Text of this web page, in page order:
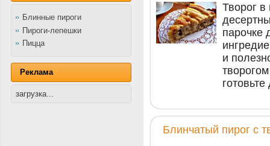
Блинные пироги
Пироги-лепешки
Пицца
Реклама
загрузка...
Творог в
парочке
и
Блинчатый пирог с